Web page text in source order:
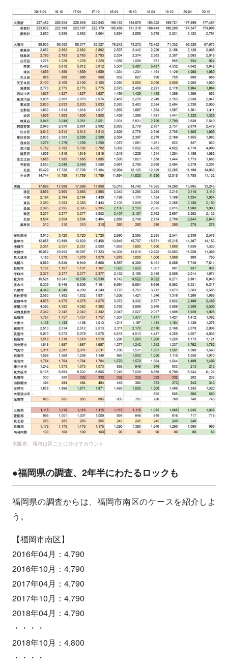
大阪市、堺市は区ごとに分けてカウント
●福岡県の調査、2年半にわたるロックも
福岡県の調査からは、福岡市南区のケースを紹介しよ
う。
【福岡市南区】
2016年04月：4,790
2016年10月：4,790
2017年04月：4,790
2017年10月：4,790
2018年04月：4,790
・・・・
2018年10月：4,800
・・・・